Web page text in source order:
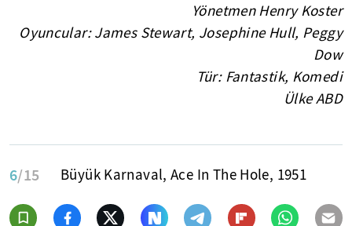
Yönetmen Henry Koster
Oyuncular: James Stewart, Josephine Hull, Peggy
Dow
Tür: Fantastik, Komedi
Ülke ABD
6/15 Büyük Karnaval, Ace In The Hole, 1951